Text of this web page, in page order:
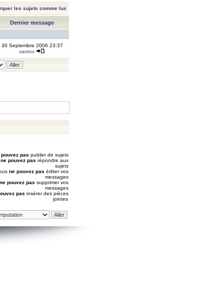
les sujets comme lus
Dernier message
30 Septembre 2006 23:37
xantox
pouvez pas publier de sujets
ne pouvez pas répondre aux
sujets
ne pouvez pas éditer vos
messages
ne pouvez pas supprimer vos
messages
pas insérer des pièces
jointes